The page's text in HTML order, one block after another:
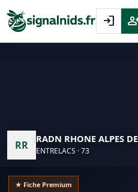
login
RR
RADN RHONE ALPES
ENTRELACS · 73
★ Fiche Premium